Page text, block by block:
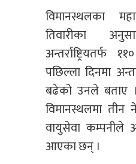
विमानस्थलका
तिवारीका
पछिल्ला दिनमा
बढेको उनले बताए ।
विमानस्थलमा तीन
वायुसेवा कम्पनीले
आएका छन् ।